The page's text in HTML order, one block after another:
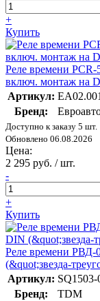
+
Купить
Реле времени
включ. монтаж на
Артикул:
Бренд:
Доступно к заказу 5 шт.
Обновлено 06.08.2026
Цена:
2 295 руб. / шт.
-
+
Купить
Реле времени РВД-
(&quot;звезда-
Артикул: SQ1503-
Бренд:
TDM